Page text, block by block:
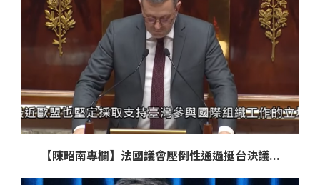
【陳昭南專欄】法國議會壓倒性通過挺台決議...